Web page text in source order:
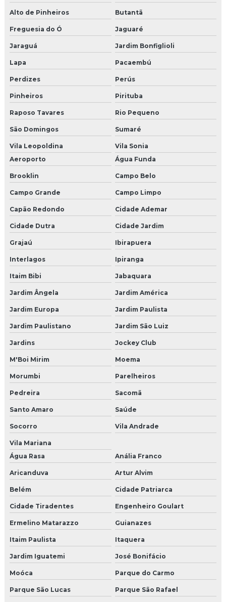
Materiais para jateamento
Microesfera de vidro
Microesfera de vidro comprar
Microesfera de vidro para jateamento
Microesfera de vidro preço
Microesfera de vidro venda
Peças e acessórios para jateamento
Venda de granalha de aço
Venda de granalha de aço para jateamento
Alto de Pinheiros Butantã
Freguesia do Ó Jaguaré
Jaraguá Jardim Bonfiglioli
Lapa Pacaembú
Perdizes Perús
Pinheiros Pirituba
Raposo Tavares Rio Pequeno
São Domingos Sumaré
Vila Leopoldina
Vila Sonia
Aeroporto
Água Funda
Brooklin Campo Belo
Campo Grande Campo Limpo
Capão Redondo Cidade Ademar
Cidade Dutra Cidade Jardim
Grajaú Ibirapuera
Interlagos Ipiranga
Itaim Bibi Jabaquara
Jardim Ângela Jardim América
Jardim Europa Jardim Paulista
Jardim Paulistano Jardim São Luiz
Jardins Jockey Club
M'Boi Mirim Moema
Morumbi Parelheiros
Pedreira Sacomã
Santo Amaro Saúde
Socorro Vila Andrade
Vila Mariana
Água Rasa
Anália Franco
Aricanduva Artur Alvim
Belém Cidade Patriarca
Cidade Tiradentes Engenheiro Goulart
Ermelino Matarazzo Guianazes
Itaim Paulista Itaquera
Jardim Iguatemi José Bonifácio
Moóca Parque do Carmo
Parque São Lucas Parque São Rafael